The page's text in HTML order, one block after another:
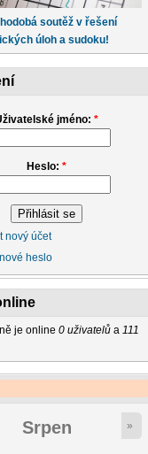
soutěž v řešení
úloh a sudoku!
jméno: *
Heslo: *
nový účet
heslo
je online 0 uživatelů a 111
Srpen »